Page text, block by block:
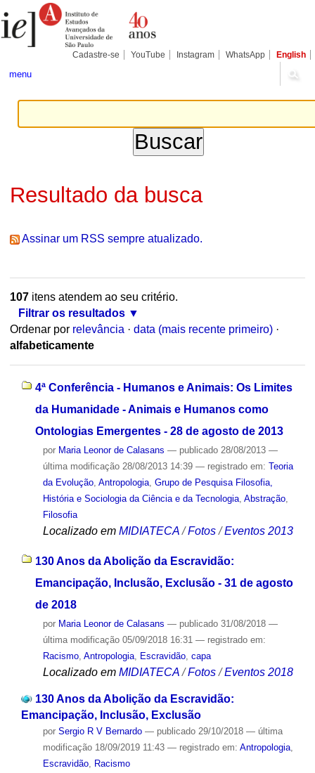
para
conteúdo.
Pessoais
Cadastre-se YouTube Instagram WhatsApp English
menu
Resultado da busca
Assinar um RSS sempre atualizado.
107itens atendem ao seu critério.
Filtrar os resultados
Ordenar por relevância · data (mais recente primeiro) ·
alfabeticamente
4ª Conferência - Humanos e Animais: Os Limites
da Humanidade - Animais e Humanos como
Ontologias Emergentes - 28 de agosto de 2013
por Maria Leonor de Calasans — publicado28/08/2013 —
última modificação28/08/2013 14:39 — registrado em: Teoria
da Evolução, Antropologia, Grupo de Pesquisa Filosofia,
História e Sociologia da Ciência e da Tecnologia, Abstração,
Filosofia
Localizado em MIDIATECA /Fotos /Eventos 2013
130 Anos da Abolição da Escravidão:
Emancipação, Inclusão, Exclusão - 31 de agosto
de 2018
por Maria Leonor de Calasans — publicado31/08/2018 —
última modificação05/09/2018 16:31 — registrado em:
Racismo, Antropologia, Escravidão, capa
Localizado em MIDIATECA /Fotos /Eventos 2018
130 Anos da Abolição da Escravidão:
Emancipação, Inclusão, Exclusão
por Sergio R V Bernardo — publicado29/10/2018 — última
modificação18/09/2019 11:43 — registrado em: Antropologia,
Escravidão, Racismo